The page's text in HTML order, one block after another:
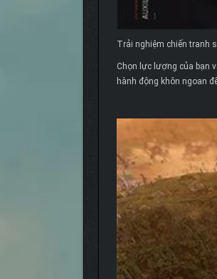
Trải nghiệm chiến tranh
Chọn lực lượng của bạn
hành động khôn ngoan